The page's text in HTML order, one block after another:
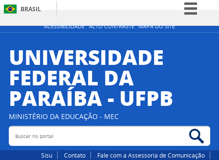
ACESSIBILIDADE ALTO CONTRASTE MAPA DO SITE
BRASIL
Simplifique!
Participe
Acesso à informação
Canais
UNIVERSIDADE
FEDERAL DA
PARAÍBA - UFPB
MINISTÉRIO DA EDUCAÇÃO - MEC
Buscar no portal
Sisu Contato
Fale com a Assessoria de Comunicação